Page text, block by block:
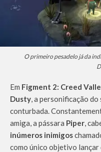
O primeiro pesadelo já da
Em Figment 2: Creed
Dusty, a personificação do
conturbada.
amiga, a pássara Piper,
inúmeros inimigos
como único objetivo lançar